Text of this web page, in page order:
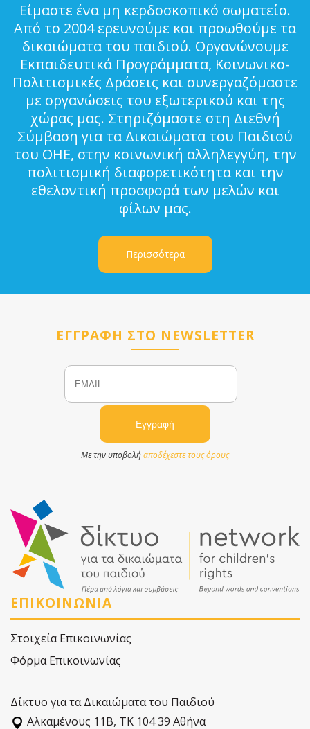
Είμαστε ένα μη κερδοσκοπικό σωματείο.
Από το 2004 ερευνούμε και προωθούμε τα
δικαιώματα του παιδιού. Οργανώνουμε
Εκπαιδευτικά Προγράμματα, Κοινωνικο-
Πολιτισμικές Δράσεις και συνεργαζόμαστε
με οργανώσεις του εξωτερικού και της
χώρας μας. Στηριζόμαστε στη Διεθνή
Σύμβαση για τα Δικαιώματα του Παιδιού
του ΟΗΕ, στην κοινωνική αλληλεγγύη, την
πολιτισμική διαφορετικότητα και την
εθελοντική προσφορά των μελών και
φίλων μας.
Περισσότερα
ΕΓΓΡΑΦΗ ΣΤΟ NEWSLETTER
Email
Με την υποβολήαποδέχεστε τους όρους
ΕΠΙΚΟΙΝΩΝΙΑ
Στοιχεία Επικοινωνίας
Φόρμα Επικοινωνίας
Δίκτυο για τα Δικαιώματα του Παιδιού
Αλκαµένους 11Β, ΤΚ 104 39 Αθήνα